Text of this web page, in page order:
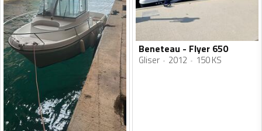
Beneteau - Flyer 650
Gliser 2012 150 KS